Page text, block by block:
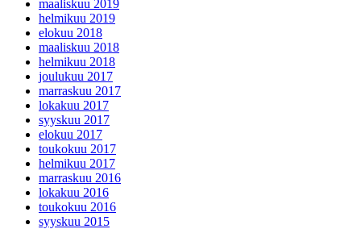
maaliskuu 2019
helmikuu 2019
elokuu 2018
maaliskuu 2018
helmikuu 2018
joulukuu 2017
marraskuu 2017
lokakuu 2017
syyskuu 2017
elokuu 2017
toukokuu 2017
helmikuu 2017
marraskuu 2016
lokakuu 2016
toukokuu 2016
syyskuu 2015